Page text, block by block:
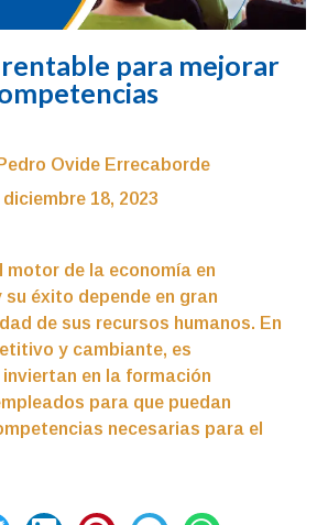
para mejorar
Ovide Errecaborde
diciembre 18, 2023
motor de la economía en
su éxito depende en gran
de sus recursos humanos. En
y cambiante, es
en la formación
para que puedan
necesarias para el